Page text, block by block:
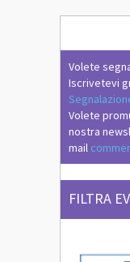
Volete
Iscrivetevi
Volete
nostra
mail
FILTRA